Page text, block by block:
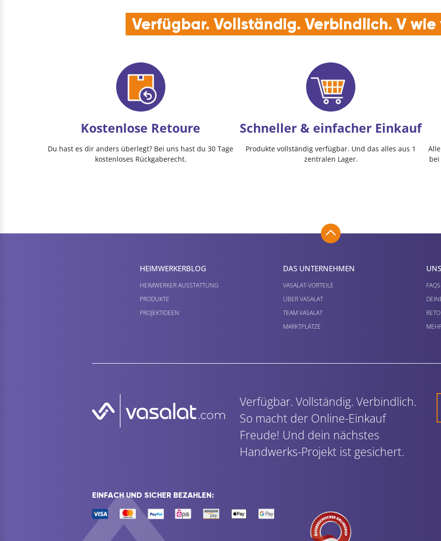
Verfügbar. Vollständig. Verbindlich. V
Kostenlose Retoure
Du hast es dir anders überlegt? Bei uns hast du 30 Tage
kostenloses Rückgaberecht.
Schneller & einfacher Einkauf
Produkte vollständig verfügbar. Und das alles aus 1
zentralen Lager.
HEIMWERKER­BLOG
HEIMWERKER AUSSTATTUNG
PRODUKTE
PROJEKTIDEEN
DAS UNTERNEHMEN
VASALAT-VORTEILE
ÜBER VASALAT
TEAM VASALAT
MARKTPLÄTZE
FAQS
Verfügbar. Vollständig. Verbindlich.
So macht der Online-Einkauf
Freude! Und dein nächstes
Handwerks-Projekt ist gesichert.
EINFACH UND SICHER BEZAHLEN: